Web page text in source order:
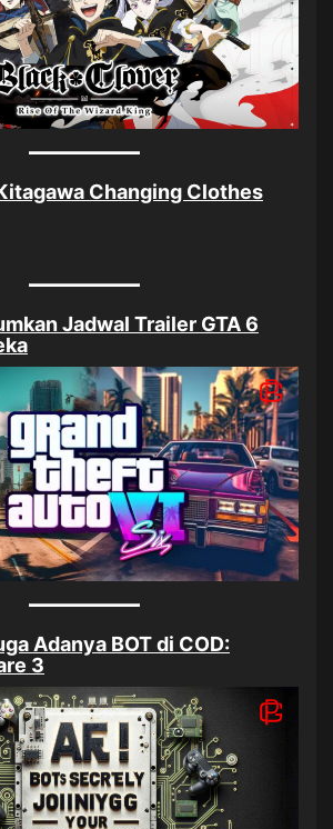
Changing Clothes
Jadwal Trailer GTA 6
Adanya BOT di COD:
3